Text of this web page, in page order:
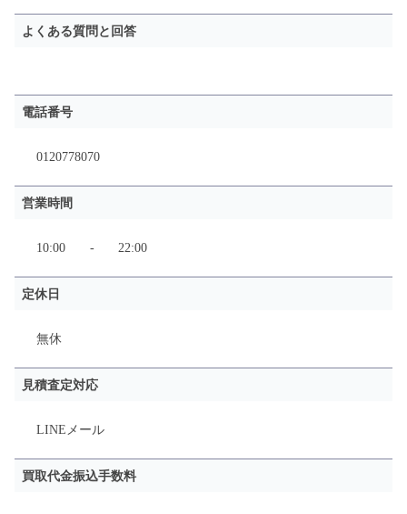
よくある質問と回答
電話番号
0120778070
営業時間
10:00 - 22:00
定休日
無休
見積査定対応
LINEメール
買取代金振込手数料